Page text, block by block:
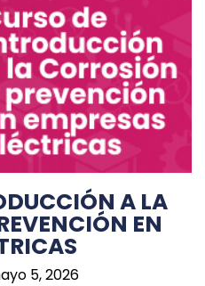
A LA
EN
5, 2026